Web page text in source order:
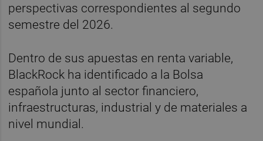
perspectivas correspondientes al segundo
semestre del 2026.
Dentro de sus apuestas en renta variable,
BlackRock ha identificado a la Bolsa
española junto al sector financiero,
infraestructuras, industrial y de materiales a
nivel mundial.